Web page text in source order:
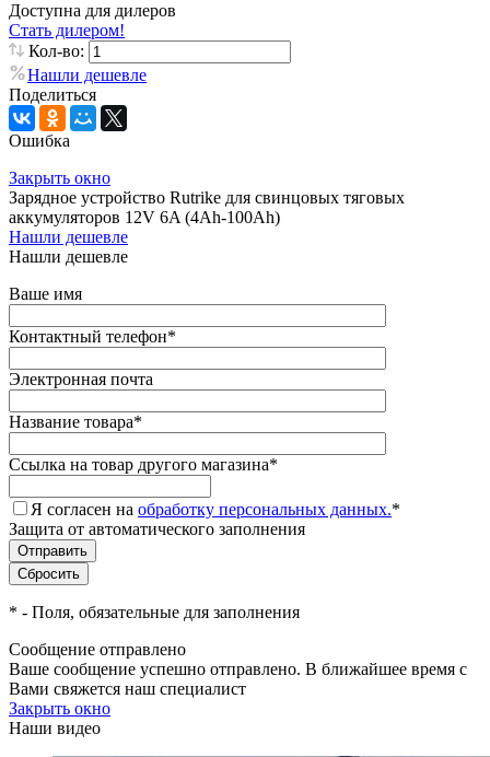
Доступна для дилеров
Стать дилером!
Кол-во:
Нашли дешевле
Поделиться
Ошибка
Закрыть окно
Зарядное устройство Rutrike для свинцовых тяговых
аккумуляторов 12V 6A (4Ah-100Ah)
Нашли дешевле
Нашли дешевле
Ваше имя
Контактный телефон*
Электронная почта
Название товара*
Ссылка на товар другого магазина*
Я согласен на обработку персональных данных.*
Защита от автоматического заполнения
* - Поля, обязательные для заполнения
Сообщение отправлено
Ваше сообщение успешно отправлено. В ближайшее время с
Вами свяжется наш специалист
Закрыть окно
Наши видео